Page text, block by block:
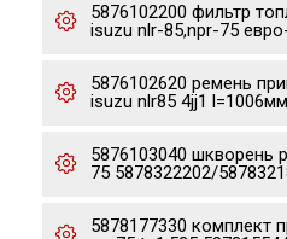
5876102200 фильтр
isuzu nlr-85,npr-75
5876102620 ремень
isuzu nlr85 4jj1 l=1006мм
5876103040 шкворень
75 5878322202/
5878177330 комплект